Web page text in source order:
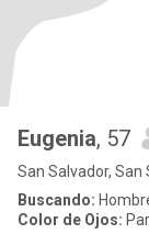
Eugenia, 57
San Salvador, San
Buscando:
Color de Ojos: